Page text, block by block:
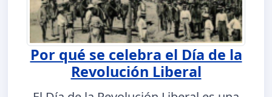
Por qué se celebra el Día de la
Revolución Liberal